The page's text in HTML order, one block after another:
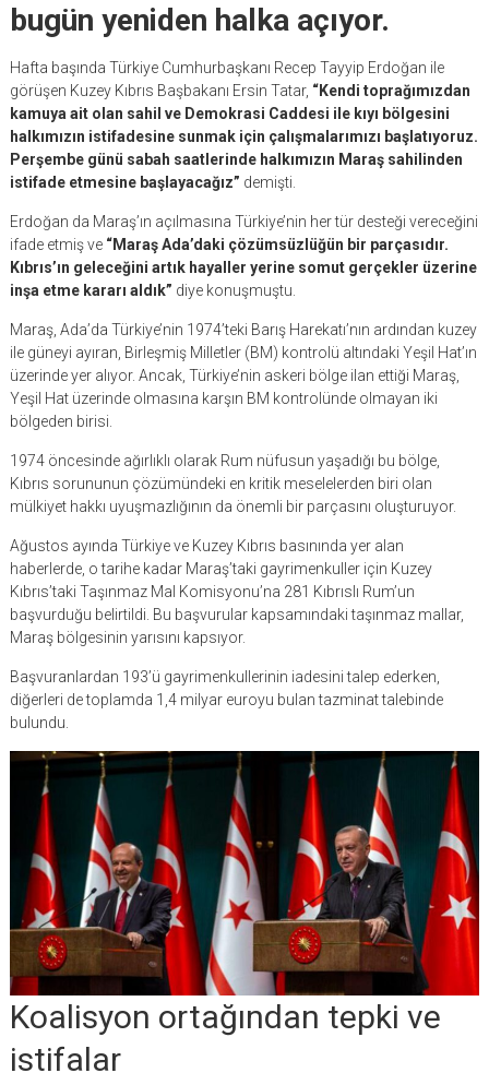
bugün yeniden halka açıyor.
Hafta başında Türkiye Cumhurbaşkanı Recep Tayyip Erdoğan ile
görüşen Kuzey Kıbrıs Başbakanı Ersin Tatar, “Kendi toprağımızdan
kamuya ait olan sahil ve Demokrasi Caddesi ile kıyı bölgesini
halkımızın istifadesine sunmak için çalışmalarımızı başlatıyoruz.
Perşembe günü sabah saatlerinde halkımızın Maraş sahilinden
istifade etmesine başlayacağız” demişti.
Erdoğan da Maraş’ın açılmasına Türkiye’nin her tür desteği vereceğini
ifade etmiş ve “Maraş Ada’daki çözümsüzlüğün bir parçasıdır.
Kıbrıs’ın geleceğini artık hayaller yerine somut gerçekler üzerine
inşa etme kararı aldık” diye konuşmuştu.
Maraş, Ada’da Türkiye’nin 1974’teki Barış Harekatı’nın ardından kuzey
ile güneyi ayıran, Birleşmiş Milletler (BM) kontrolü altındaki Yeşil Hat’ın
üzerinde yer alıyor. Ancak, Türkiye’nin askeri bölge ilan ettiği Maraş,
Yeşil Hat üzerinde olmasına karşın BM kontrolünde olmayan iki
bölgeden birisi.
1974 öncesinde ağırlıklı olarak Rum nüfusun yaşadığı bu bölge,
Kıbrıs sorununun çözümündeki en kritik meselelerden biri olan
mülkiyet hakkı uyuşmazlığının da önemli bir parçasını oluşturuyor.
Ağustos ayında Türkiye ve Kuzey Kıbrıs basınında yer alan
haberlerde, o tarihe kadar Maraş’taki gayrimenkuller için Kuzey
Kıbrıs’taki Taşınmaz Mal Komisyonu’na 281 Kıbrıslı Rum’un
başvurduğu belirtildi. Bu başvurular kapsamındaki taşınmaz mallar,
Maraş bölgesinin yarısını kapsıyor.
Başvuranlardan 193’ü gayrimenkullerinin iadesini talep ederken,
diğerleri de toplamda 1,4 milyar euroyu bulan tazminat talebinde
bulundu.
Koalisyon ortağından tepki ve
istifalar